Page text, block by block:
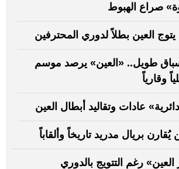
صراع الهبوط
العين بطلاً لدوري المحترفين
طويل.. «العين» يرصد موسم
وقارياً
عادات وتقاليد أبطال العين
يُقارن بريال مدريد تاريخاً وألقاباً
رغم التتويج بالدوري